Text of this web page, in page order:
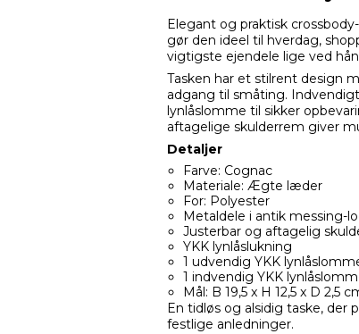
Elegant og praktisk
gør den ideel til hverdag,
vigtigste ejendele lige ved
Tasken har et stilrent design
adgang til småting.
lynlåslomme til sikker
aftagelige skulderrem giver
Detaljer
Farve: Cognac
Materiale: Ægte læder
For: Polyester
Metaldele i antik messing-
Justerbar og aftagelig
YKK lynlåslukning
1 udvendig YKK
1 indvendig YKK
Mål: B 19,5 x H 12,5 x D 2,5
En tidløs og alsidig taske, der
festlige anledninger.